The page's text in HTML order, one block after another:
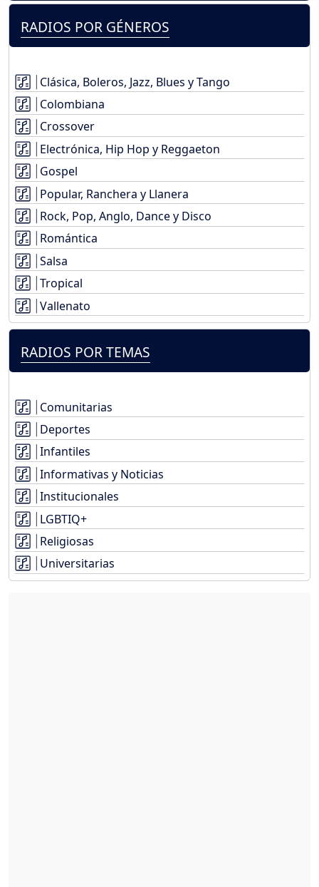
RADIOS POR GÉNEROS
Clásica, Boleros, Jazz, Blues y Tango
Colombiana
Crossover
Electrónica, Hip Hop y Reggaeton
Gospel
Popular, Ranchera y Llanera
Rock, Pop, Anglo, Dance y Disco
Romántica
Salsa
Tropical
Vallenato
RADIOS POR TEMAS
Comunitarias
Deportes
Infantiles
Informativas y Noticias
Institucionales
LGBTIQ+
Religiosas
Universitarias